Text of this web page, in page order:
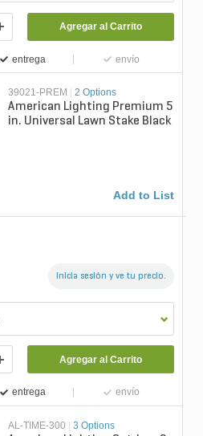
Agregar al Carrito
entrega envío
39021-PREM 2 Options
American Lighting Premium 5
in. Universal Lawn Stake Black
Add to List
Inicia sesión y ve tu precio.
Agregar al Carrito
entrega envío
AL-TIME-300 | 3 Options